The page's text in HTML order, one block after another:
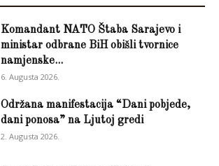
Komandant NATO Štaba Sarajevo i
ministar odbrane BiH obišli tvornice
namjenske...
6. Augusta 2026.
Održana manifestacija “Dani pobjede,
dani ponosa” na Ljutoj gredi
2. Augusta 2026.